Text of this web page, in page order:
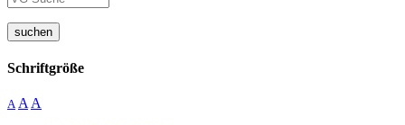
suchen
Schriftgröße
A A A